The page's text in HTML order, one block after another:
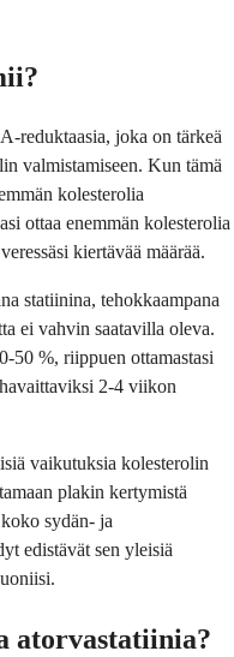
reduktaasia, joka on tärkeä
valmistamiseen. Kun tämä
kolesterolia
ottaa enemmän kolesterolia
kiertävää määrää.
statiinina, tehokkaampana
ei vahvin saatavilla oleva.
50 %, riippuen ottamastasi
2-4 viikon
vaikutuksia kolesterolin
plakin kertymistä
sydän- ja
edistävät sen yleisiä
atorvastatiinia?